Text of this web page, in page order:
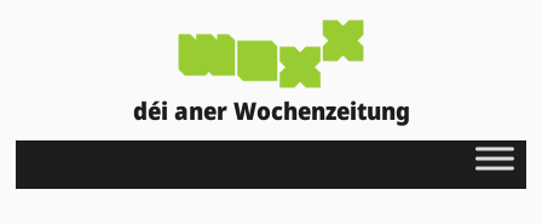
déi aner Wochenzeitung